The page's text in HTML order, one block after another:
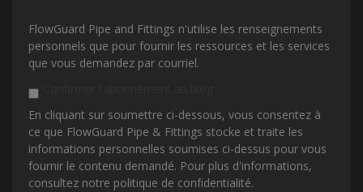
FlowGuard Pipe and Fittings n'utilise les renseignements
personnels que pour fournir les ressources et les services
que vous demandez par courriel.
En cliquant sur soumettre ci-dessous, vous consentez à
ce que FlowGuard Pipe & Fittings stocke et traite les
informations personnelles soumises ci-dessus pour vous
fournir le contenu demandé. Pour plus d'informations,
consultez notre politique de confidentialité.